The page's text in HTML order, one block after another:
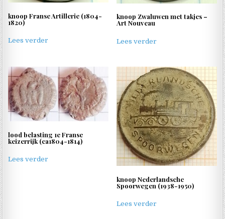
knoop Franse Artillerie (1804-
1820)
Lees verder
knoop Zwaluwen met takjes –
Art Nouveau
Lees verder
lood belasting 1e Franse
keizerrijk (ca1804-1814)
Lees verder
knoop Nederlandsche
Spoorwegen (1938-1950)
Lees verder